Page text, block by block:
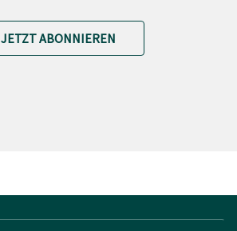
JETZT ABONNIEREN